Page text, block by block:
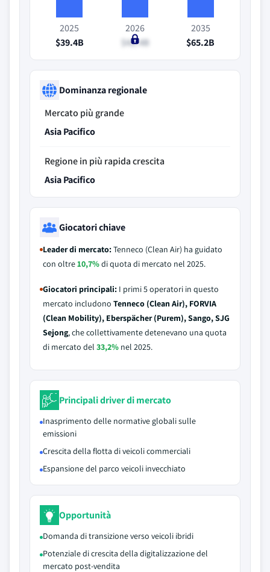
2025
$39.4B
2026
$42.4B
2035
$65.2B
Dominanza regionale
Mercato più grande
Asia Pacifico
Regione in più rapida crescita
Asia Pacifico
Giocatori chiave
Leader di mercato:Tenneco (Clean Air) ha guidato
con oltre10,7%di quota di mercato nel 2025.
Giocatori principali: I primi 5 operatori in questo
mercato includono Tenneco (Clean Air), FORVIA
(Clean Mobility), Eberspächer (Purem), Sango, SJG
Sejong, che collettivamente detenevano una quota
di mercato del 33,2% nel 2025.
Principali driver di mercato
Inasprimento delle normative globali sulle
emissioni
Crescita della flotta di veicoli commerciali
Espansione del parco veicoli invecchiato
Opportunità
Domanda di transizione verso veicoli ibridi
Potenziale di crescita della digitalizzazione del
mercato post-vendita